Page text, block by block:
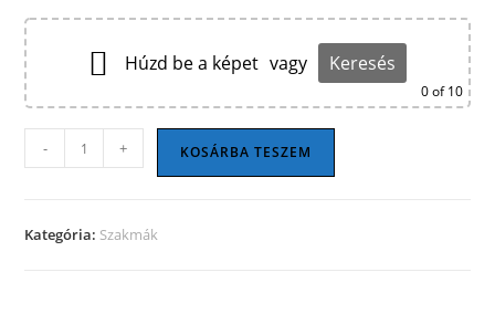
Húzd be a képet vagy Keresés
0of 10
bögre
mennyiség
- + KOSÁRBA TESZEM
Kategória: Szakmák